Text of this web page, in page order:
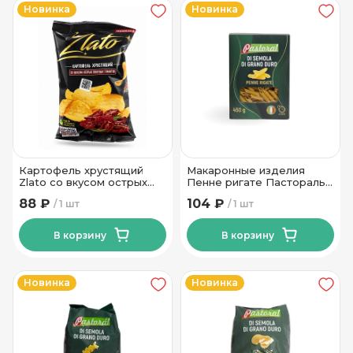
Новинка
Картофель хрустящий
Zlato со вкусом острых
70 гр
1 шт
88 ₽
В корзину
Новинка
Макаронные изделия
Пенне ригате Пастораль
1 шт
104 ₽
В корзину
Новинка Новинка